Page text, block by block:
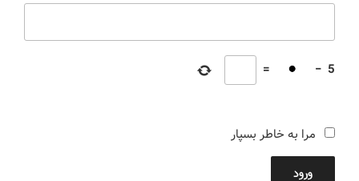
5
−
=
مرا به خاطر بسپار
ورود